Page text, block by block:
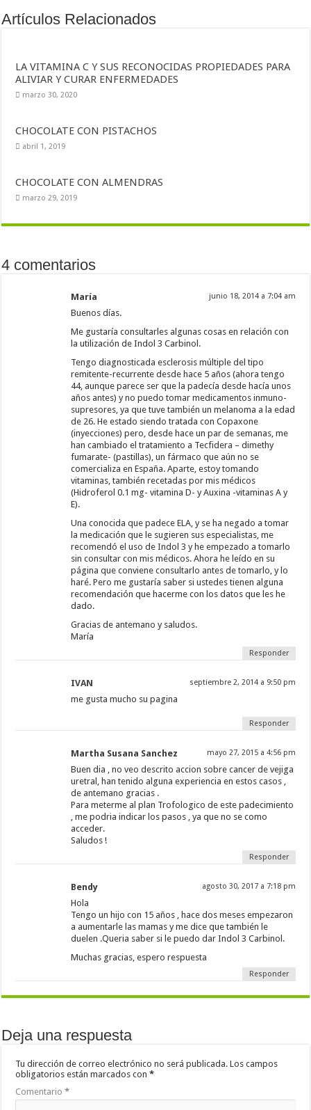
Artículos Relacionados
LA VITAMINA C Y SUS RECONOCIDAS PROPIEDADES PARA
ALIVIAR Y CURAR ENFERMEDADES
marzo 30, 2020
CHOCOLATE CON PISTACHOS
abril 1, 2019
CHOCOLATE CON ALMENDRAS
marzo 29, 2019
4 comentarios
María junio 18, 2014 a 7:04 am
Buenos días.
Me gustaría consultarles algunas cosas en relación con
la utilización de Indol 3 Carbinol.
Tengo diagnosticada esclerosis múltiple del tipo
remitente-recurrente desde hace 5 años (ahora tengo
44, aunque parece ser que la padecía desde hacía unos
años antes) y no puedo tomar medicamentos inmuno-
supresores, ya que tuve también un melanoma a la edad
de 26. He estado siendo tratada con Copaxone
(inyecciones) pero, desde hace un par de semanas, me
han cambiado el tratamiento a Tecfidera – dimethy
fumarate- (pastillas), un fármaco que aún no se
comercializa en España. Aparte, estoy tomando
vitaminas, también recetadas por mis médicos
(Hidroferol 0.1 mg- vitamina D- y Auxina -vitaminas A y
E).
Una conocida que padece ELA, y se ha negado a tomar
la medicación que le sugieren sus especialistas, me
recomendó el uso de Indol 3 y he empezado a tomarlo
sin consultar con mis médicos. Ahora he leído en su
página que conviene consultarlo antes de tomarlo, y lo
haré. Pero me gustaría saber si ustedes tienen alguna
recomendación que hacerme con los datos que les he
dado.
Gracias de antemano y saludos.
María
Responder
IVAN septiembre 2, 2014 a 9:50 pm
me gusta mucho su pagina
Responder
Martha Susana Sanchez mayo 27, 2015 a 4:56 pm
Buen dia , no veo descrito accion sobre cancer de vejiga
uretral, han tenido alguna experiencia en estos casos ,
de antemano gracias .
Para meterme al plan Trofologico de este padecimiento
, me podria indicar los pasos , ya que no se como
acceder.
Saludos !
Responder
Bendy agosto 30, 2017 a 7:18 pm
Hola
Tengo un hijo con 15 años , hace dos meses empezaron
a aumentarle las mamas y me dice que también le
duelen .Queria saber si le puedo dar Indol 3 Carbinol.
Muchas gracias, espero respuesta
Responder
Deja una respuesta
Tu dirección de correo electrónico no será publicada. Los campos
obligatorios están marcados con*
Comentario*